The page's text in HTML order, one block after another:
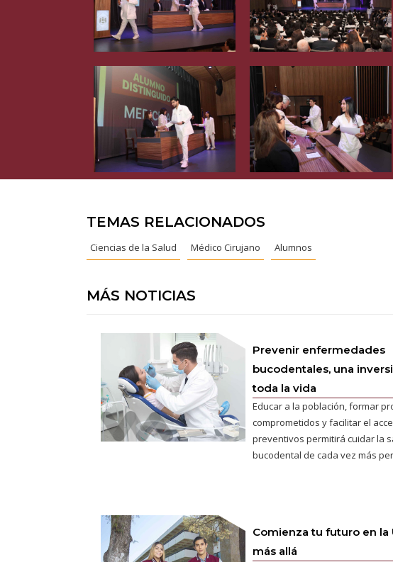
TEMAS RELACIONADOS
Ciencias de la Salud Médico Cirujano Alumnos
MÁS NOTICIAS
Prevenir enfermedades
bucodentales, una
toda la vida
Educar a la población, formar
comprometidos y facilitar el
preventivos permitirá cuidar la
bucodental de cada vez más
Comienza tu futuro en la
más allá